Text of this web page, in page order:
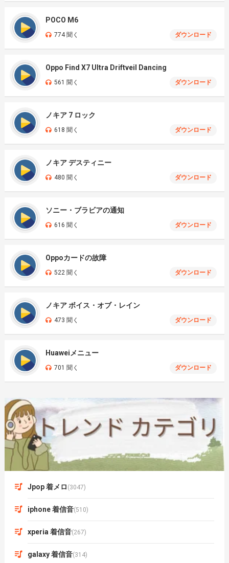
POCO M6
774 聞く ダウンロード
Oppo Find X7 Ultra Driftveil Dancing
561 聞く ダウンロード
ノキア 7 ロック
618 聞く ダウンロード
ノキア デスティニー
480 聞く ダウンロード
ソニー・ブラビアの通知
616 聞く ダウンロード
Oppoカードの故障
522 聞く ダウンロード
ノキア ボイス・オブ・レイン
473 聞く ダウンロード
Huaweiメニュー
701 聞く ダウンロード
Jpop 着メロ (3047)
iphone 着信音(510)
xperia 着信音(267)
galaxy 着信音(314)